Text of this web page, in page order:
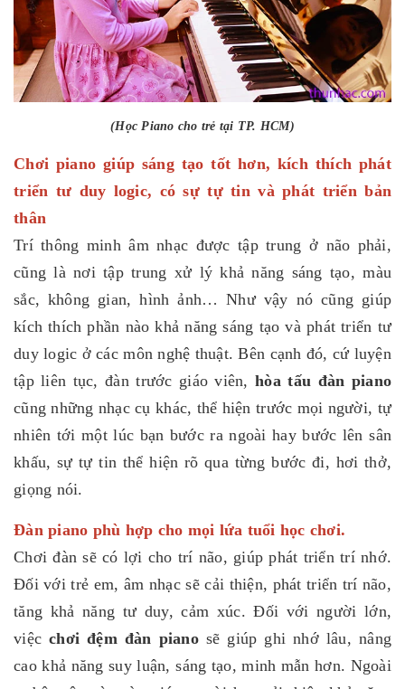
(Học Piano cho trẻ tại TP. HCM)
Chơi piano giúp sáng tạo tốt hơn, kích thích phát
triển tư duy logic, có sự tự tin và phát triển bản
thân
Trí thông minh âm nhạc được tập trung ở não phải,
cũng là nơi tập trung xử lý khả năng sáng tạo, màu
sắc, không gian, hình ảnh… Như vậy nó cũng giúp
kích thích phần nào khả năng sáng tạo và phát triển tư
duy logic ở các môn nghệ thuật. Bên cạnh đó, cứ luyện
tập liên tục, đàn trước giáo viên,hòa tấu đàn piano
cũng những nhạc cụ khác, thể hiện trước mọi người, tự
nhiên tới một lúc bạn bước ra ngoài hay bước lên sân
khấu, sự tự tin thể hiện rõ qua từng bước đi, hơi thở,
giọng nói.
Đàn piano phù hợp cho mọi lứa tuổi học chơi.
Chơi đàn sẽ có lợi cho trí não, giúp phát triển trí nhớ.
Đối với trẻ em, âm nhạc sẽ cải thiện, phát triển trí não,
tăng khả năng tư duy, cảm xúc. Đối với người lớn,
việcchơi đệm đàn piano sẽ giúp ghi nhớ lâu, nâng
cao khả năng suy luận, sáng tạo, minh mẫn hơn. Ngoài